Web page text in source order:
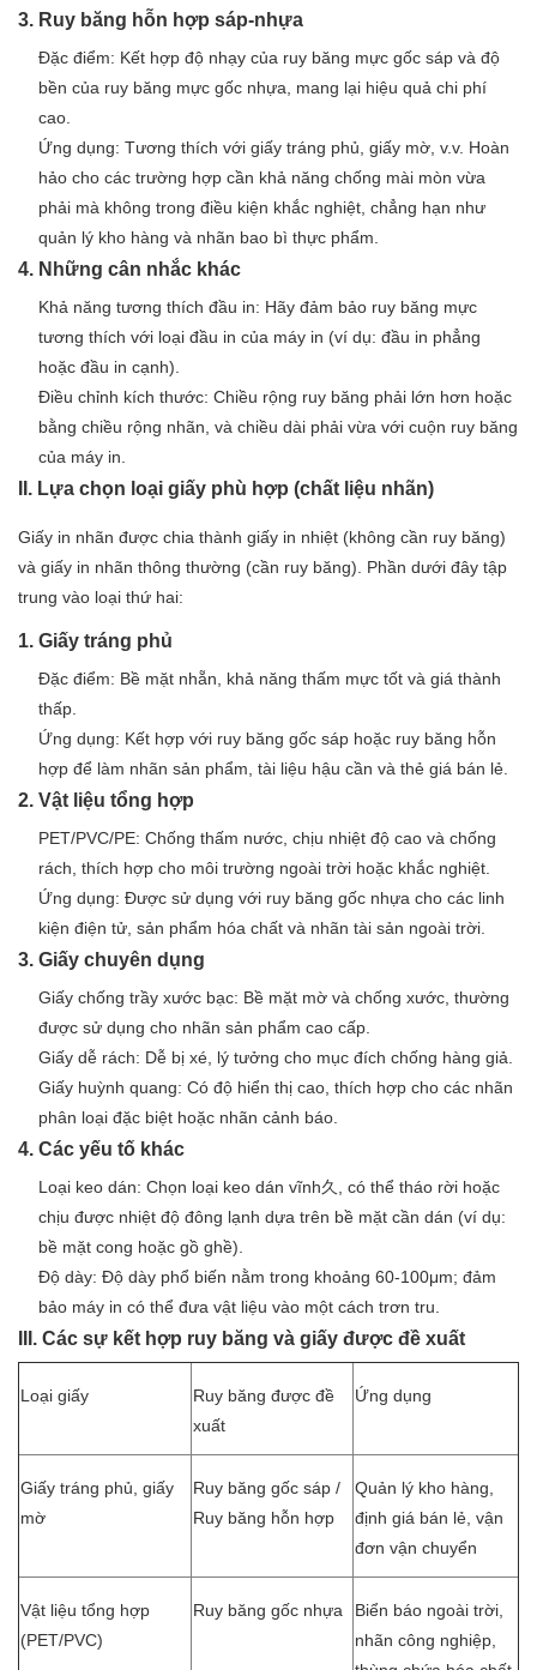
3. Ruy băng hỗn hợp sáp-nhựa
Đặc điểm: Kết hợp độ nhạy của ruy băng mực gốc sáp và độ
bền của ruy băng mực gốc nhựa, mang lại hiệu quả chi phí
cao.
Ứng dụng: Tương thích với giấy tráng phủ, giấy mờ, v.v. Hoàn
hảo cho các trường hợp cần khả năng chống mài mòn vừa
phải mà không trong điều kiện khắc nghiệt, chẳng hạn như
quản lý kho hàng và nhãn bao bì thực phẩm.
4. Những cân nhắc khác
Khả năng tương thích đầu in: Hãy đảm bảo ruy băng mực
tương thích với loại đầu in của máy in (ví dụ: đầu in phẳng
hoặc đầu in cạnh).
Điều chỉnh kích thước: Chiều rộng ruy băng phải lớn hơn hoặc
bằng chiều rộng nhãn, và chiều dài phải vừa với cuộn ruy băng
của máy in.
II. Lựa chọn loại giấy phù hợp (chất liệu nhãn)
Giấy in nhãn được chia thành giấy in nhiệt (không cần ruy băng)
và giấy in nhãn thông thường (cần ruy băng). Phần dưới đây tập
trung vào loại thứ hai:
1. Giấy tráng phủ
Đặc điểm: Bề mặt nhẵn, khả năng thấm mực tốt và giá thành
thấp.
Ứng dụng: Kết hợp với ruy băng gốc sáp hoặc ruy băng hỗn
hợp để làm nhãn sản phẩm, tài liệu hậu cần và thẻ giá bán lẻ.
2. Vật liệu tổng hợp
PET/PVC/PE: Chống thấm nước, chịu nhiệt độ cao và chống
rách, thích hợp cho môi trường ngoài trời hoặc khắc nghiệt.
Ứng dụng: Được sử dụng với ruy băng gốc nhựa cho các linh
kiện điện tử, sản phẩm hóa chất và nhãn tài sản ngoài trời.
3. Giấy chuyên dụng
Giấy chống trầy xước bạc: Bề mặt mờ và chống xước, thường
được sử dụng cho nhãn sản phẩm cao cấp.
Giấy dễ rách: Dễ bị xé, lý tưởng cho mục đích chống hàng giả.
Giấy huỳnh quang: Có độ hiển thị cao, thích hợp cho các nhãn
phân loại đặc biệt hoặc nhãn cảnh báo.
4. Các yếu tố khác
Loại keo dán: Chọn loại keo dán vĩnh久, có thể tháo rời hoặc
chịu được nhiệt độ đông lạnh dựa trên bề mặt cần dán (ví dụ:
bề mặt cong hoặc gồ ghề).
Độ dày: Độ dày phổ biến nằm trong khoảng 60-100μm; đảm
bảo máy in có thể đưa vật liệu vào một cách trơn tru.
III. Các sự kết hợp ruy băng và giấy được đề xuất
Loại giấy
Ruy băng được đề
xuất
Ứng dụng
Giấy tráng phủ, giấy
mờ
Ruy băng gốc sáp /
Ruy băng hỗn hợp
Quản lý kho hàng,
định giá bán lẻ, vận
đơn vận chuyển
Vật liệu tổng hợp
(PET/PVC)
Ruy băng gốc nhựa
Biển báo ngoài trời,
nhãn công nghiệp,